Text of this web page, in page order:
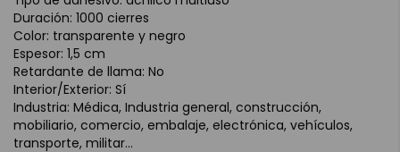
Duración: 1000 cierres
Color: transparente y negro
Espesor: 1,5 cm
Retardante de llama: No
Interior/Exterior: Sí
Industria: Médica, Industria general, construcción,
mobiliario, comercio, embalaje, electrónica, vehículos,
transporte, militar...